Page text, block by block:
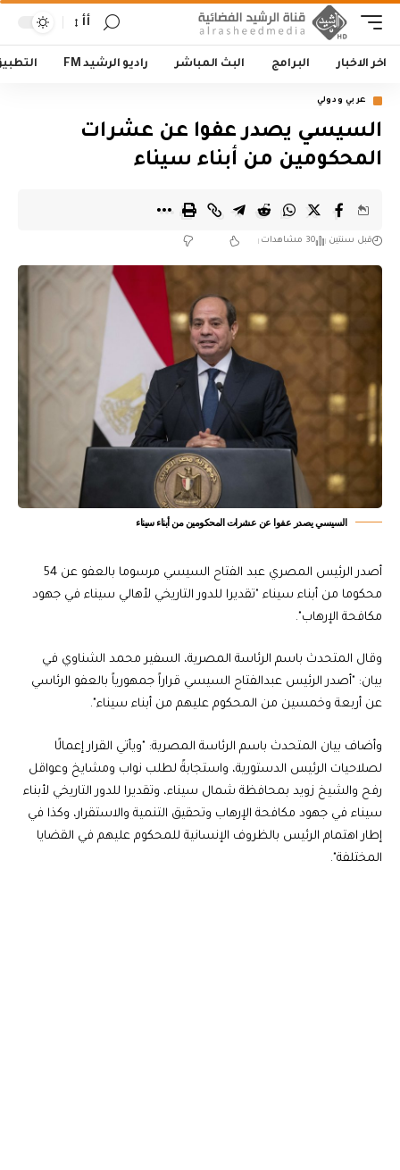
أأ
اخر الاخبار البرامج البث المباشر راديو الرشيد FM
عربي ودولي
السيسي يصدر عفوا عن عشرات
المحكومين من أبناء سيناء
قبل سنتين 30 مشاهدات
السيسي يصدر عفوا عن عشرات المحكومين من أبناء سيناء
أصدر الرئيس المصري عبد الفتاح السيسي مرسوما بالعفو عن 54
محكوما من أبناء سيناء "تقديرا للدور التاريخي لأهالي سيناء في جهود
مكافحة الإرهاب".
وقال المتحدث باسم الرئاسة المصرية، السفير محمد الشناوي في
بيان: "أصدر الرئيس عبدالفتاح السيسي قراراً جمهورياً بالعفو الرئاسي
عن أربعة وخمسين من المحكوم عليهم من أبناء سيناء".
وأضاف بيان المتحدث باسم الرئاسة المصرية: "ويأتي القرار إعمالًا
لصلاحيات الرئيس الدستورية، واستجابةً لطلب نواب ومشايخ وعواقل
رفح والشيخ زويد بمحافظة شمال سيناء، وتقديرا للدور التاريخي لأبناء
سيناء في جهود مكافحة الإرهاب وتحقيق التنمية والاستقرار، وكذا في
إطار اهتمام الرئيس بالظروف الإنسانية للمحكوم عليهم في القضايا
المختلفة".